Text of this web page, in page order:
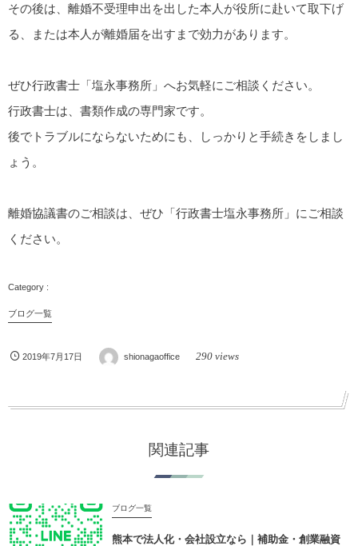
その後は、離婚不受理申出を出した本人が役所に赴いて取下げ
る、または本人が離婚届を出すまで効力があります。
ぜひ行政書士「塩永事務所」へお気軽にご相談ください。
行政書士は、書類作成の専門家です。
後でトラブルにならないためにも、しっかりと手続きをしまし
ょう。
離婚協議書のご相談は、ぜひ「行政書士塩永事務所」にご相談
ください。
ブログ一覧
2019年7月17日 shionagaoffice 290 views
関連記事
ブログ一覧
熊本で法人化・会社設立なら｜補助金・創業融資